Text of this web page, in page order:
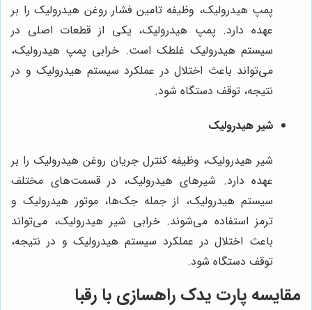
پمپ هیدرولیک، وظیفه تامین فشار روغن هیدرولیک را بر
عهده دارد. پمپ هیدرولیک، یکی از قطعات اصلی در
سیستم هیدرولیک غلطک است. خرابی پمپ هیدرولیک،
می‌تواند باعث اختلال در عملکرد سیستم هیدرولیک و در
نتیجه، توقف دستگاه شود.
شیر هیدرولیک
شیر هیدرولیک، وظیفه کنترل جریان روغن هیدرولیک را بر
عهده دارد. شیرهای هیدرولیک، در قسمت‌های مختلف
سیستم هیدرولیک، از جمله جک‌ها، موتور هیدرولیک و
ترمز استفاده می‌شوند. خرابی شیر هیدرولیک، می‌تواند
باعث اختلال در عملکرد سیستم هیدرولیک و در نتیجه،
توقف دستگاه شود.
مقایسه پارت یدک راهسازی با رقبا